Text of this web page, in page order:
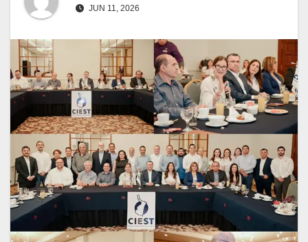
JUN 11, 2026